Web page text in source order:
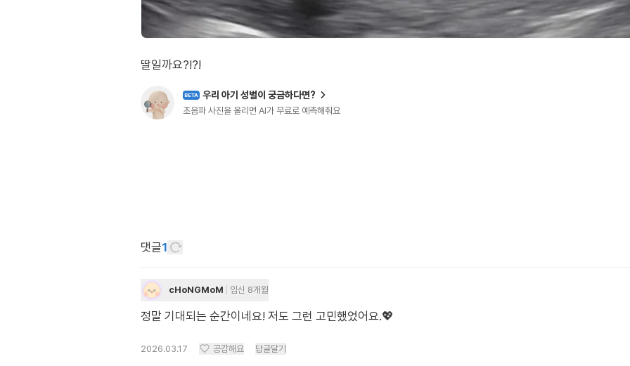
딸일까요?!?!
BETA 우리 아기 성별이 궁금하다면?
초음파 사진을 올리면 AI가 무료로 예측해줘요
댓글1
cHoNGMoM 임신 8개월
정말 기대되는 순간이네요! 저도 그런 고민했었어요.💖
2026.03.17 공감해요 답글달기